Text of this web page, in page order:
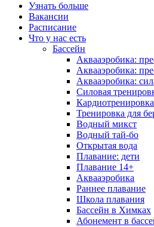
Узнать больше
Вакансии
Расписание
Что у нас есть
Бассейн
Аквааэробика:
Аквааэробика:
Аквааэробика:
Силовая
Тренировка для
Водный микст
Водный тай-бо
Открытая вода
Плавание: дети
Плавание 14+
Аквааэробика
Раннее плавание
Школа плавания
Бассейн в Химках
Абонемент в